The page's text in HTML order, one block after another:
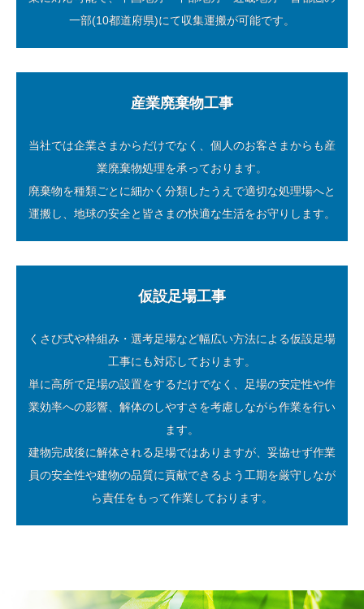
一部(10都道府県)にて収集運搬が可能です。
産業廃棄物工事
当社では企業さまからだけでなく、個人のお客さまからも産
業廃棄物処理を承っております。
廃棄物を種類ごとに細かく分類したうえで適切な処理場へと
運搬し、地球の安全と皆さまの快適な生活をお守りします。
仮設足場工事
くさび式や枠組み・選考足場など幅広い方法による仮設足場
工事にも対応しております。
単に高所で足場の設置をするだけでなく、足場の安定性や作
業効率への影響、解体のしやすさを考慮しながら作業を行い
ます。
建物完成後に解体される足場ではありますが、妥協せず作業
員の安全性や建物の品質に貢献できるよう工期を厳守しなが
ら責任をもって作業しております。